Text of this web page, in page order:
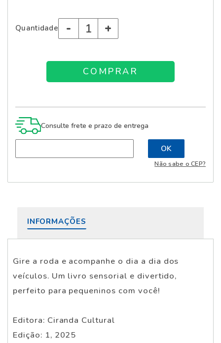
Quantidade - +
Consulte frete e prazo de entrega
Não sabe o CEP?
INFORMAÇÕES
Gire a roda e acompanhe o dia a dia dos
veículos. Um livro sensorial e divertido,
perfeito para pequeninos com você!
Editora: Ciranda Cultural
Edição: 1, 2025